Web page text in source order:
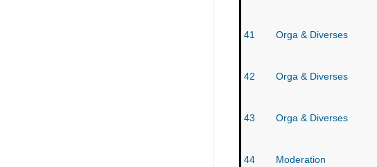
41 Orga & Diverses
42 Orga & Diverses
43 Orga & Diverses
44 Moderation